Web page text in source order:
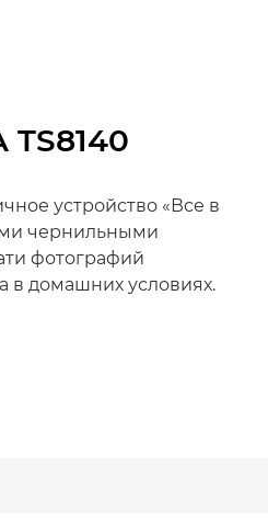
TS8140
устройство «Все в
чернильными
фотографий
в домашних условиях.
breadcrumbs